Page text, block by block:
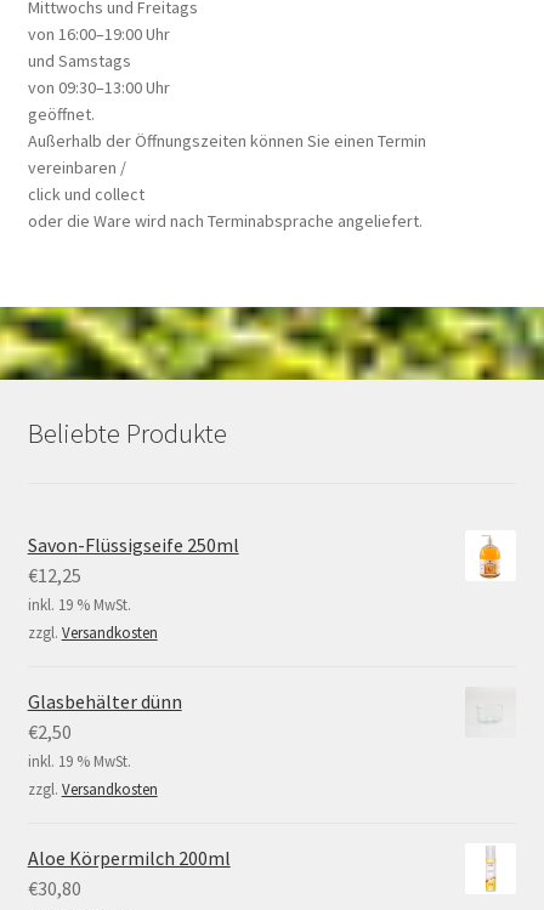
Mittwochs und Freitags
von 16:00–19:00 Uhr
und Samstags
von 09:30–13:00 Uhr
geöffnet.
Außerhalb der Öffnungszeiten können Sie einen Termin
vereinbaren /
click und collect
oder die Ware wird nach Terminabsprache angeliefert.
Beliebte Produkte
Savon-Flüssigseife 250ml
€12,25
inkl. 19 % MwSt.
zzgl. Versandkosten
Glasbehälter dünn
€2,50
inkl. 19 % MwSt.
zzgl. Versandkosten
Aloe Körpermilch 200ml
€30,80